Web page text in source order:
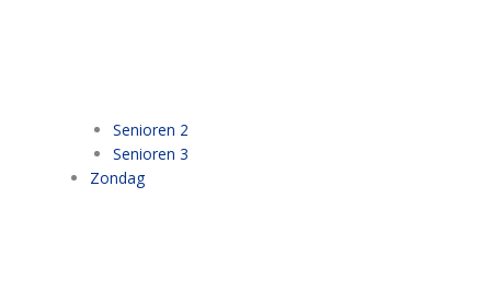
Senioren 2
Senioren 3
Zondag